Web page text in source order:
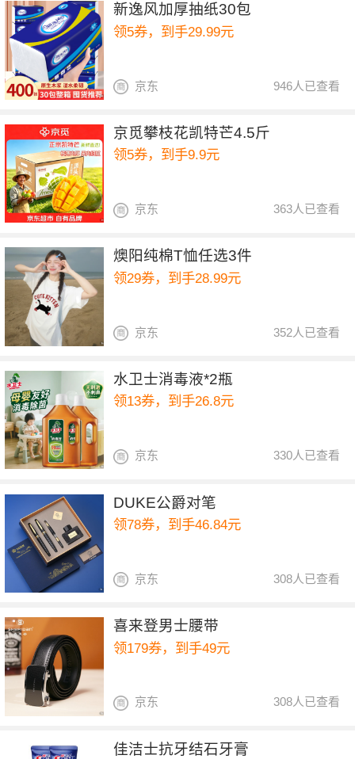
新逸风加厚抽纸30包
领5券，到手29.99元
946人已查看
京东
京觅攀枝花凯特芒4.5斤
领5券，到手9.9元
363人已查看
京东
燠阳纯棉T恤任选3件
领29券，到手28.99元
352人已查看
京东
水卫士消毒液*2瓶
领13券，到手26.8元
330人已查看
京东
DUKE公爵对笔
领78券，到手46.84元
308人已查看
京东
喜来登男士腰带
领179券，到手49元
308人已查看
京东
佳洁士抗牙结石牙膏